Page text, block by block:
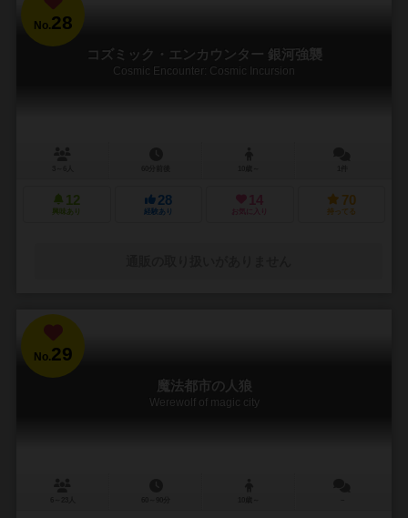
No.28
コズミック・エンカウンター 銀河強襲
Cosmic Encounter: Cosmic Incursion
12
興味あり
28
経験あり
14
お気に入り
70
持ってる
No.29
魔法都市の人狼
Werewolf of magic city